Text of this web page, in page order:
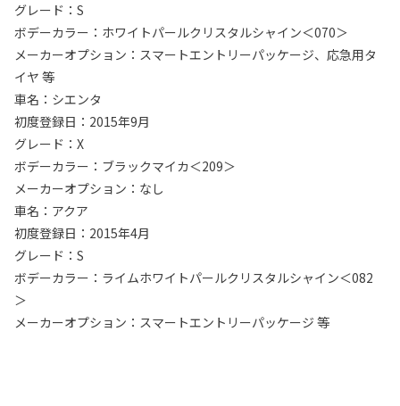
グレード：S
ボデーカラー：ホワイトパールクリスタルシャイン＜070＞
メーカーオプション：スマートエントリーパッケージ、応急用タ
イヤ 等
車名：シエンタ
初度登録日：2015年9月
グレード：X
ボデーカラー：ブラックマイカ＜209＞
メーカーオプション：なし
車名：アクア
初度登録日：2015年4月
グレード：S
ボデーカラー：ライムホワイトパールクリスタルシャイン＜082
＞
メーカーオプション：スマートエントリーパッケージ 等